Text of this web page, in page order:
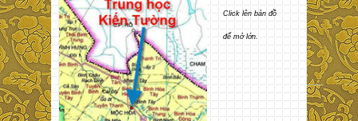
Click lên bản đồ
để mở lớn.